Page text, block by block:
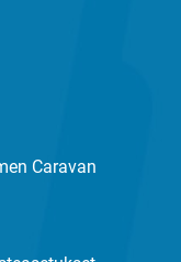
Caravan